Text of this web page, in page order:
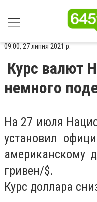
09:00, 27 липня 2021 р.
Курс валют
немного
На 27 июля
установил
американскому
гривен/$.
Курс доллара